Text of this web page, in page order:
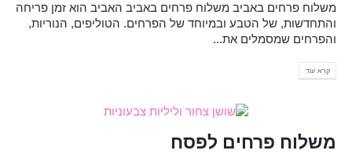
משלוח פרחים באביב משלוח פרחים באביב האביב הוא זמן פריחה
והתחדשות, של הטבע ובמיוחד של הפרחים. הטוליפים, הנוריות,
והפרחים שמסמלים את...
קרא עוד
משלוח פרחים לפסח